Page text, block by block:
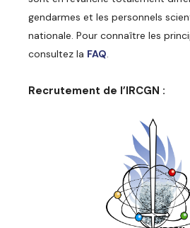
gendarmes et les personnels
nationale. Pour connaître les
consultez la FAQ.
Recrutement de l’IRCGN :